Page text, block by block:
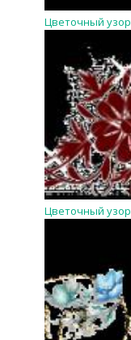
Цветочный узор
Цветочный узор